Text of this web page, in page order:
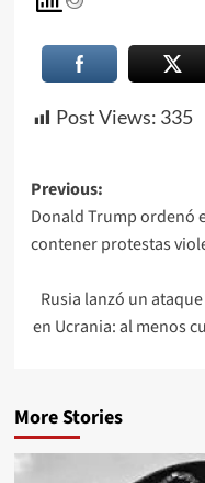
Post Views: 335
Previous:
Donald Trump ordenó
contener protestas
Rusia lanzó un
en Ucrania: al menos
More Stories